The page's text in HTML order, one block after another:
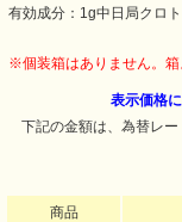
有効成分：1g中日局クロ
※個装箱はありません。箱
表示価格
下記の金額は、為替レー
商品